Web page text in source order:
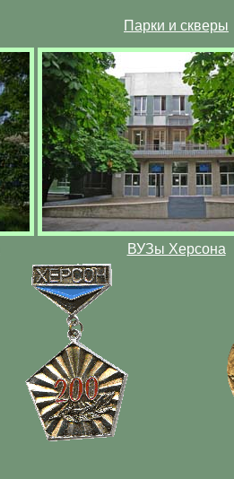
Парки и скверы
ВУЗы Херсона